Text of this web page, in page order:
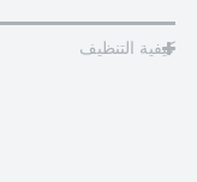
كيفية التنظيف